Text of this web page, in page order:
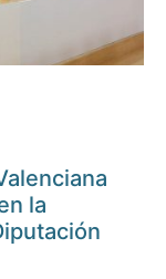
la